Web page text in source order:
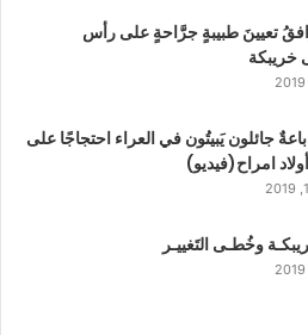
تعيينَ طبيبةٍ جرَّاحةٍ على رأس
جائلون يَبيتُون في العراء احتجاجًا على
امراح(فيديو)
وخُطـى التَغييـر